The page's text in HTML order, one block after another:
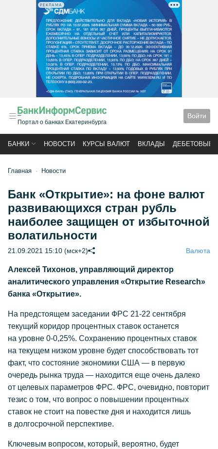
РЕКЛАМА
Портал о банках Екатеринбурга
Войти
БАНКИ НОВОСТИ КУРСЫ ВАЛЮТ ВКЛАДЫ ДЕБЕТОВЫЕ
Главная Новости
Банк «Открытие»: на фоне валют
развивающихся стран рубль
наиболее защищен от избыточной
волатильности
21.09.2021 15:10 (мск+2) Валюта
Алексей Тихонов, управляющий директор
аналитического управления «Открытие Research»
банка «Открытие».
На предстоящем заседании ФРС 21-22 сентября
текущий коридор процентных ставок останется
на уровне 0-0,25%. Сохранению процентных ставок
на текущем низком уровне будет способствовать тот
факт, что состояние экономики США — в первую
очередь рынка труда — находится еще очень далеко
от целевых параметров ФРС. ФРС, очевидно, повторит
тезис о том, что вопрос о повышении процентных
ставок не стоит на повестке дня и находится лишь
в долгосрочной перспективе.
Ключевым вопросом, который, вероятно, будет